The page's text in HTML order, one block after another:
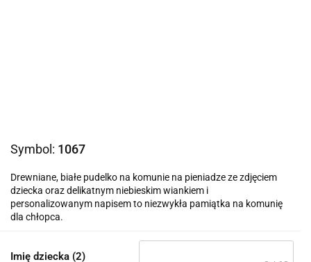
Symbol: 1067
Drewniane, białe pudelko na komunie na pieniadze ze zdjęciem
dziecka oraz delikatnym niebieskim wiankiem i
personalizowanym napisem to niezwykła pamiątka na komunię
dla chłopca.
Imię dziecka (2)